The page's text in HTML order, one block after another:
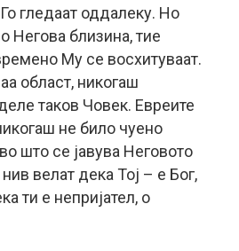
гледаат оддалеку. Но
Негова близина, тие
Му се восхитуваат.
област, никогаш
таков Човек. Евреите
не било чуено
што се јавува Неговото
велат дека Тој – е Бог,
ти е непријател, о